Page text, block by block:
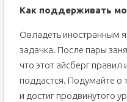
Как поддерживать
Овладеть иностранным
задачка. После пары
что этот айсберг
поддастся. Подумайте о
и достиг продвинутого